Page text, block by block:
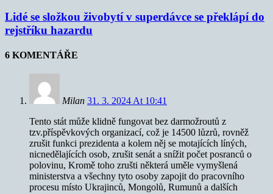
Lidé se složkou živobytí v superdávce se překlápí do
rejstříku hazardu
6 KOMENTÁŘE
Milan 31. 3. 2024 At 10:41
Tento stát může klidně fungovat bez darmožroutů z
tzv.příspěvkových organizací, což je 14500 lůzrů, rovněž
zrušit funkci prezidenta a kolem něj se motajících líných,
nicnedělajících osob, zrušit senát a snížit počet posranců o
polovinu, Kromě toho zrušti některá uměle vymyšlená
ministerstva a všechny tyto osoby zapojit do pracovního
procesu místo Ukrajinců, Mongolů, Rumunů a dalších